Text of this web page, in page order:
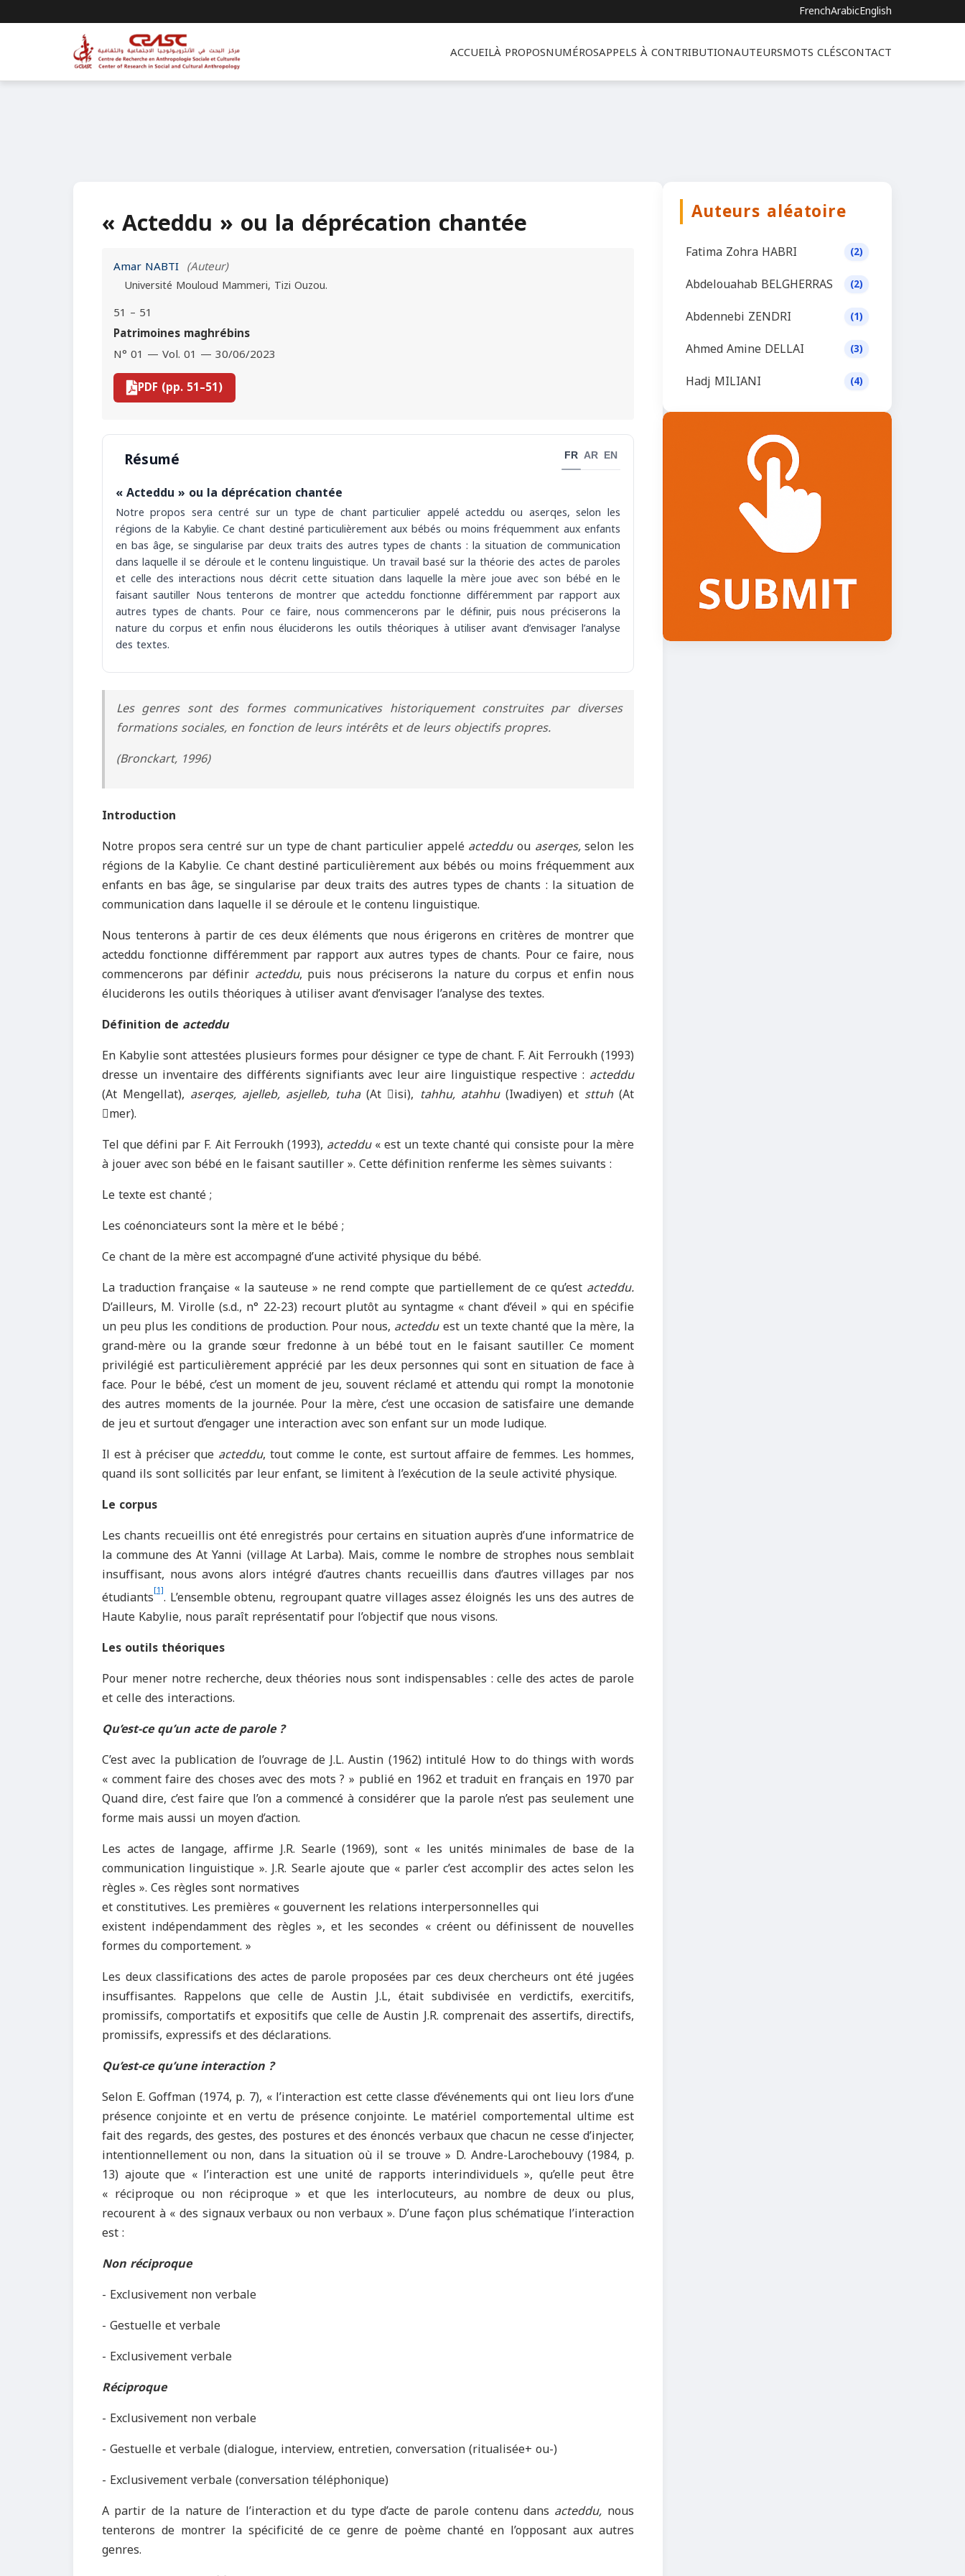
FrenchArabicEnglish
ACCUEILÀ PROPOSNUMÉROSAPPELS À CONTRIBUTIONAUTEURSMOTS CLÉSCONTACT
« Acteddu » ou la déprécation chantée
Amar NABTI (Auteur)
Université Mouloud Mammeri, Tizi Ouzou.
51 – 51
Patrimoines maghrébins
N° 01 — Vol. 01 — 30/06/2023
PDF (pp. 51–51)
Résumé FR AR EN
« Acteddu » ou la déprécation chantée
Notre propos sera centré sur un type de chant particulier appelé acteddu ou aserqes, selon les
régions de la Kabylie. Ce chant destiné particulièrement aux bébés ou moins fréquemment aux enfants
en bas âge, se singularise par deux traits des autres types de chants : la situation de communication
dans laquelle il se déroule et le contenu linguistique. Un travail basé sur la théorie des actes de paroles
et celle des interactions nous décrit cette situation dans laquelle la mère joue avec son bébé en le
faisant sautiller Nous tenterons de montrer que acteddu fonctionne différemment par rapport aux
autres types de chants. Pour ce faire, nous commencerons par le définir, puis nous préciserons la
nature du corpus et enfin nous éluciderons les outils théoriques à utiliser avant d’envisager l’analyse
des textes.
Les genres sont des formes communicatives historiquement construites par diverses
formations sociales, en fonction de leurs intérêts et de leurs objectifs propres.
(Bronckart, 1996)
Introduction
Notre propos sera centré sur un type de chant particulier appeléactedduou aserqes,selon les
régions de la Kabylie. Ce chant destiné particulièrement aux bébés ou moins fréquemment aux
enfants en bas âge, se singularise par deux traits des autres types de chants : la situation de
communication dans laquelle il se déroule et le contenu linguistique.
Nous tenterons à partir de ces deux éléments que nous érigerons en critères de montrer que
acteddu fonctionne différemment par rapport aux autres types de chants. Pour ce faire, nous
commencerons par définir acteddu, puis nous préciserons la nature du corpus et enfin nous
éluciderons les outils théoriques à utiliser avant d’envisager l’analyse des textes.
Définition de acteddu
En Kabylie sont attestées plusieurs formes pour désigner ce type de chant. F. Ait Ferroukh (1993)
dresse un inventaire des différents signifiants avec leur aire linguistique respective : acteddu
(At Mengellat), aserqes, ajelleb, asjelleb, tuha(At isi), tahhu, atahhu(Iwadiyen) et sttuh(At
mer).
Tel que défini par F. Ait Ferroukh (1993), acteddu« est un texte chanté qui consiste pour la mère
à jouer avec son bébé en le faisant sautiller ». Cette définition renferme les sèmes suivants :
Le texte est chanté ;
Les coénonciateurs sont la mère et le bébé ;
Ce chant de la mère est accompagné d’une activité physique du bébé.
La traduction française « la sauteuse » ne rend compte que partiellement de ce qu’est acteddu.
D’ailleurs, M. Virolle (s.d., n° 22-23) recourt plutôt au syntagme « chant d’éveil » qui en spécifie
un peu plus les conditions de production. Pour nous, actedduest un texte chanté que la mère, la
grand-mère ou la grande sœur fredonne à un bébé tout en le faisant sautiller. Ce moment
privilégié est particulièrement apprécié par les deux personnes qui sont en situation de face à
face. Pour le bébé, c’est un moment de jeu, souvent réclamé et attendu qui rompt la monotonie
des autres moments de la journée. Pour la mère, c’est une occasion de satisfaire une demande
de jeu et surtout d’engager une interaction avec son enfant sur un mode ludique.
Il est à préciser que acteddu, tout comme le conte, est surtout affaire de femmes. Les hommes,
quand ils sont sollicités par leur enfant, se limitent à l’exécution de la seule activité physique.
Le corpus
Les chants recueillis ont été enregistrés pour certains en situation auprès d’une informatrice de
la commune des At Yanni (village At Larba). Mais, comme le nombre de strophes nous semblait
insuffisant, nous avons alors intégré d’autres chants recueillis dans d’autres villages par nos
étudiants[1]. L’ensemble obtenu, regroupant quatre villages assez éloignés les uns des autres de
Haute Kabylie, nous paraît représentatif pour l’objectif que nous visons.
Les outils théoriques
Pour mener notre recherche, deux théories nous sont indispensables : celle des actes de parole
et celle des interactions.
Qu’est-ce qu’un acte de parole ?
C’est avec la publication de l’ouvrage de J.L. Austin (1962) intitulé How to do things with words
« comment faire des choses avec des mots ? » publié en 1962 et traduit en français en 1970 par
Quand dire, c’est faire que l’on a commencé à considérer que la parole n’est pas seulement une
forme mais aussi un moyen d’action.
Les actes de langage, affirme J.R. Searle (1969), sont « les unités minimales de base de la
communication linguistique ». J.R. Searle ajoute que « parler c’est accomplir des actes selon les
règles ». Ces règles sont normatives
et constitutives. Les premières « gouvernent les relations interpersonnelles qui
existent indépendamment des règles », et les secondes « créent ou définissent de nouvelles
formes du comportement. »
Les deux classifications des actes de parole proposées par ces deux chercheurs ont été jugées
insuffisantes. Rappelons que celle de Austin J.L, était subdivisée en verdictifs, exercitifs,
promissifs, comportatifs et expositifs que celle de Austin J.R. comprenait des assertifs, directifs,
promissifs, expressifs et des déclarations.
Qu’est-ce qu’une interaction ?
Selon E. Goffman (1974, p. 7), « l’interaction est cette classe d’événements qui ont lieu lors d’une
présence conjointe et en vertu de présence conjointe. Le matériel comportemental ultime est
fait des regards, des gestes, des postures et des énoncés verbaux que chacun ne cesse d’injecter,
intentionnellement ou non, dans la situation où il se trouve » D. Andre-Larochebouvy (1984, p.
13) ajoute que « l’interaction est une unité de rapports interindividuels », qu’elle peut être
« réciproque ou non réciproque » et que les interlocuteurs, au nombre de deux ou plus,
recourent à « des signaux verbaux ou non verbaux ». D’une façon plus schématique l’interaction
est :
Non réciproque
- Exclusivement non verbale
- Gestuelle et verbale
- Exclusivement verbale
Réciproque
- Exclusivement non verbale
- Gestuelle et verbale (dialogue, interview, entretien, conversation (ritualisée+ ou-)
- Exclusivement verbale (conversation téléphonique)
A partir de la nature de l’interaction et du type d’acte de parole contenu dans acteddu, nous
tenterons de montrer la spécificité de ce genre de poème chanté en l’opposant aux autres
genres.
Auteurs aléatoire
Fatima Zohra HABRI (2)
Abdelouahab BELGHERRAS (2)
Abdennebi ZENDRI (1)
Ahmed Amine DELLAI (3)
Hadj MILIANI (4)